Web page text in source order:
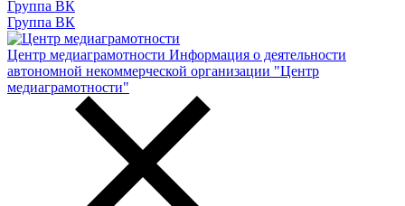
Группа ВК
Группа ВК
Центр медиаграмотности Информация о деятельности
автономной некоммерческой организации "Центр
медиаграмотности"